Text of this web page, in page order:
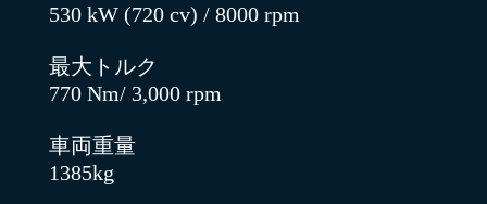
530 kW (720 cv) / 8000 rpm
最大トルク
770 Nm/ 3,000 rpm
車両重量
1385kg